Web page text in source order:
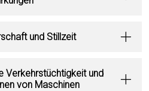
und Stillzeit
Verkehrstüchtigkeit und
von Maschinen